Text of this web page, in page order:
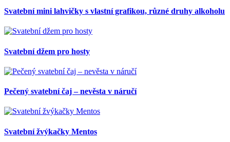
Svatební mini lahvičky s vlastní grafikou, různé druhy alkoholu
Svatební džem pro hosty
Pečený svatební čaj – nevěsta v náručí
Svatební žvýkačky Mentos